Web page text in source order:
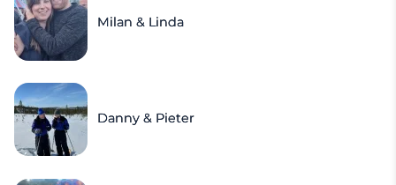
Milan & Linda
Danny & Pieter